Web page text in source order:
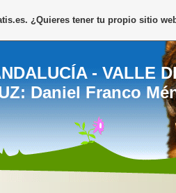
- VALLE
Daniel Franco
. ¿Quieres tener tu propio sitio